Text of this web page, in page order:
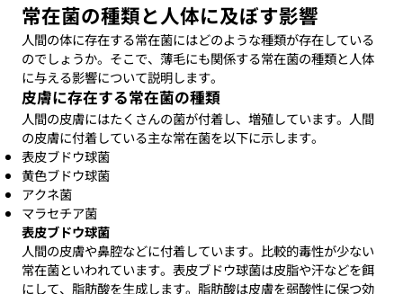
常在菌の種類と人体に及ぼす影響
人間の体に存在する常在菌にはどのような種類が存在している
のでしょうか。そこで、薄毛にも関係する常在菌の種類と人体
に与える影響について説明します。
皮膚に存在する常在菌の種類
人間の皮膚にはたくさんの菌が付着し、増殖しています。人間
の皮膚に付着している主な常在菌を以下に示します。
表皮ブドウ球菌
黄色ブドウ球菌
アクネ菌
マラセチア菌
表皮ブドウ球菌
人間の皮膚や鼻腔などに付着しています。比較的毒性が少ない
常在菌といわれています。表皮ブドウ球菌は皮脂や汗などを餌
にして、脂肪酸を生成します。脂肪酸は皮膚を弱酸性に保つ効